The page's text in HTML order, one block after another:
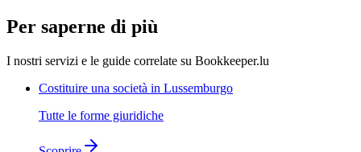
Per saperne di più
I nostri servizi e le guide correlate su Bookkeeper.lu
Costituire una società in Lussemburgo
Tutte le forme giuridiche